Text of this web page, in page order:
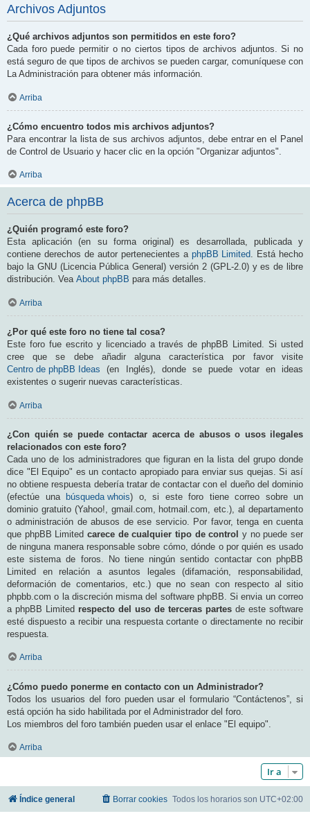
Archivos Adjuntos
¿Qué archivos adjuntos son permitidos en este foro?
Cada foro puede permitir o no ciertos tipos de archivos adjuntos. Si no
está seguro de que tipos de archivos se pueden cargar, comuníquese con
La Administración para obtener más información.
Arriba
¿Cómo encuentro todos mis archivos adjuntos?
Para encontrar la lista de sus archivos adjuntos, debe entrar en el Panel
de Control de Usuario y hacer clic en la opción "Organizar adjuntos".
Arriba
Acerca de phpBB
¿Quién programó este foro?
Esta aplicación (en su forma original) es desarrollada, publicada y
contiene derechos de autor pertenecientes a phpBB Limited. Está hecho
bajo la GNU (Licencia Pública General) versión 2 (GPL-2.0) y es de libre
distribución. Vea About phpBB para más detalles.
Arriba
¿Por qué este foro no tiene tal cosa?
Este foro fue escrito y licenciado a través de phpBB Limited. Si usted
cree que se debe añadir alguna característica por favor visite
Centro de phpBB Ideas (en Inglés), donde se puede votar en ideas
existentes o sugerir nuevas características.
Arriba
¿Con quién se puede contactar acerca de abusos o usos ilegales
relacionados con este foro?
Cada uno de los administradores que figuran en la lista del grupo donde
dice "El Equipo" es un contacto apropiado para enviar sus quejas. Si así
no obtiene respuesta debería tratar de contactar con el dueño del dominio
(efectúe una
búsqueda whois) o, si este foro tiene correo sobre un
dominio gratuito (Yahoo!, gmail.com, hotmail.com, etc.), al departamento
o administración de abusos de ese servicio. Por favor, tenga en cuenta
que phpBB Limited carece de cualquier tipo de control y no puede ser
de ninguna manera responsable sobre cómo, dónde o por quién es usado
este sistema de foros. No tiene ningún sentido contactar con phpBB
Limited en relación a asuntos legales (difamación, responsabilidad,
deformación de comentarios, etc.) que no sean con respecto al sitio
phpbb.com o la discreción misma del software phpBB. Si envia un correo
a phpBB Limited respecto del uso de terceras partes de este software
esté dispuesto a recibir una respuesta cortante o directamente no recibir
respuesta.
Arriba
¿Cómo puedo ponerme en contacto con un Administrador?
Todos los usuarios del foro pueden usar el formulario “Contáctenos”, si
está opción ha sido habilitada por el Administrador del foro.
Los miembros del foro también pueden usar el enlace "El equipo".
Arriba
Ir a
Índice general Todos los horarios son UTC+02:00
Borrar cookies